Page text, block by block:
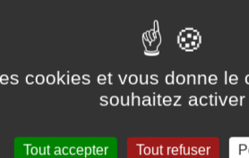
de produits laitiers et articles de
le jeudi aux alentours de
cookies et vous donne le
souhaitez activer
Tout accepter Tout refuser